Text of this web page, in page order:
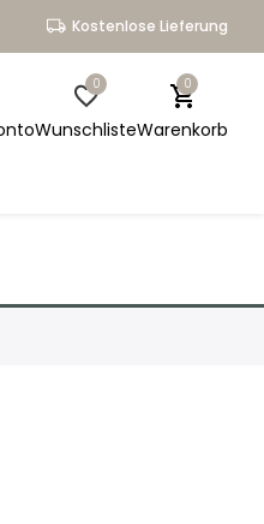
Kostenlose Lieferung
0
Wunschliste
0
Warenkorb